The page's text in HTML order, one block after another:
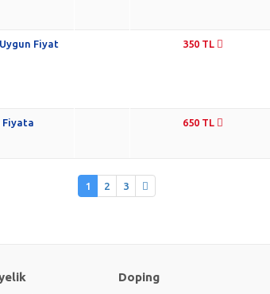
Fiyat
350 TL
Fiyata 650 TL
1 2 3
Doping